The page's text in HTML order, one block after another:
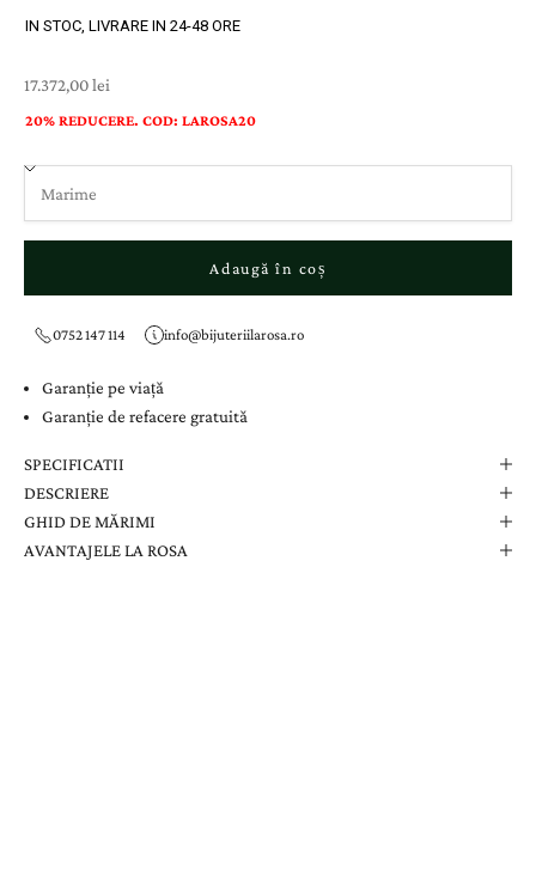
IN STOC, LIVRARE IN 24-48 ORE
Preț cu reducere
17.372,00 lei
20% REDUCERE. COD: LAROSA20
Adaugă în coș
0752 147 114 info@bijuteriilarosa.ro
Garanție pe viață
Garanție de refacere gratuită
SPECIFICATII
DESCRIERE
GHID DE MĂRIMI
AVANTAJELE LA ROSA